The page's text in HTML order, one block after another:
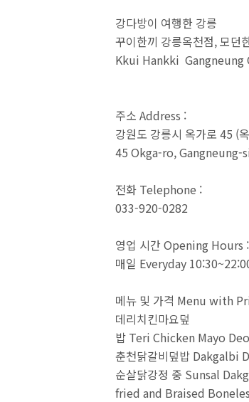
강다방이 여행한 강릉
꾸이한끼 강릉옥천점, 모던
Kkui Hankki Gangneung
주소 Address :
강원도 강릉시 옥가로 45 (
45 Okga-ro, Gangneung-
전화 Telephone :
033-920-0282
영업 시간 Opening Hours :
매일 Everyday
메뉴 및 가격 Menu with
데리치킨마요덮
밥 Teri Chicken Mayo
춘천닭갈비덮밥
순살닭강정 중 Sunsal
fried and Braised